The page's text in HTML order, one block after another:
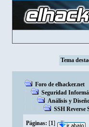
Tema
Foro de elhacker.net
Seguridad
Análisis y
SSH Reverse
Páginas: [1]